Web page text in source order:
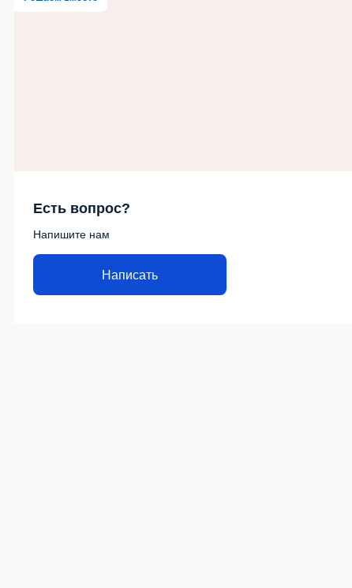
Есть вопрос?
Напишите нам
Написать